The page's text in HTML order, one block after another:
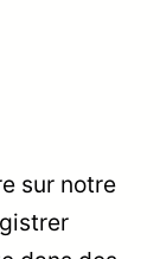
sur notre